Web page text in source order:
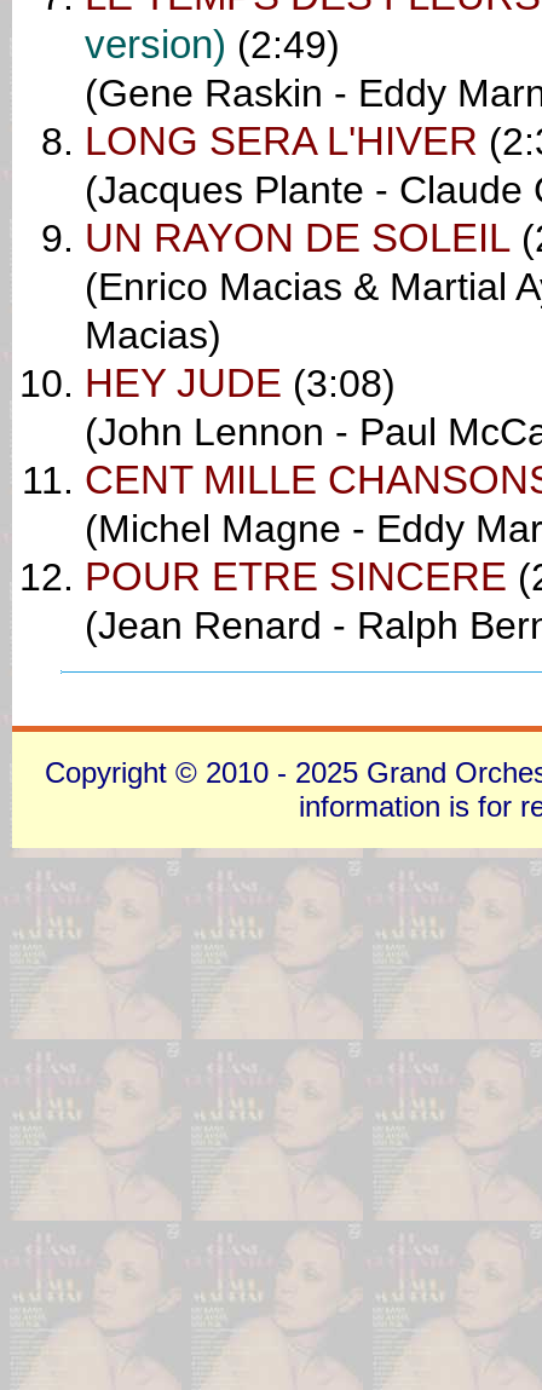
version) (2:49)
(Gene Raskin - Eddy
LONG SERA L'HIVER
(Jacques Plante - Claude
UN RAYON DE SOLEIL
(Enrico Macias & Martial
Macias)
HEY JUDE (3:08)
(John Lennon - Paul
CENT MILLE
(Michel Magne - Eddy
POUR ETRE SINCERE
(Jean Renard - Ralph
Copyright © 2010 - 2025 Grand
information is for